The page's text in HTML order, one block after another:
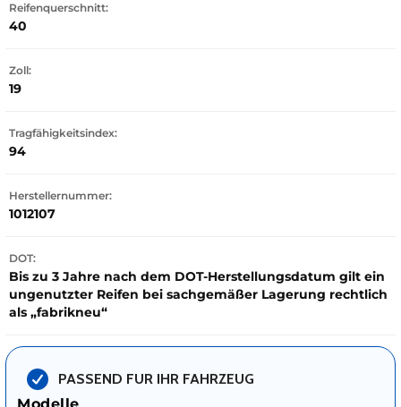
Reifenquerschnitt:
40
Zoll:
19
Tragfähigkeitsindex:
94
Herstellernummer:
1012107
DOT:
Bis zu 3 Jahre nach dem DOT-Herstellungsdatum gilt ein
ungenutzter Reifen bei sachgemäßer Lagerung rechtlich
als „fabrikneu“
PASSEND FUR IHR FAHRZEUG